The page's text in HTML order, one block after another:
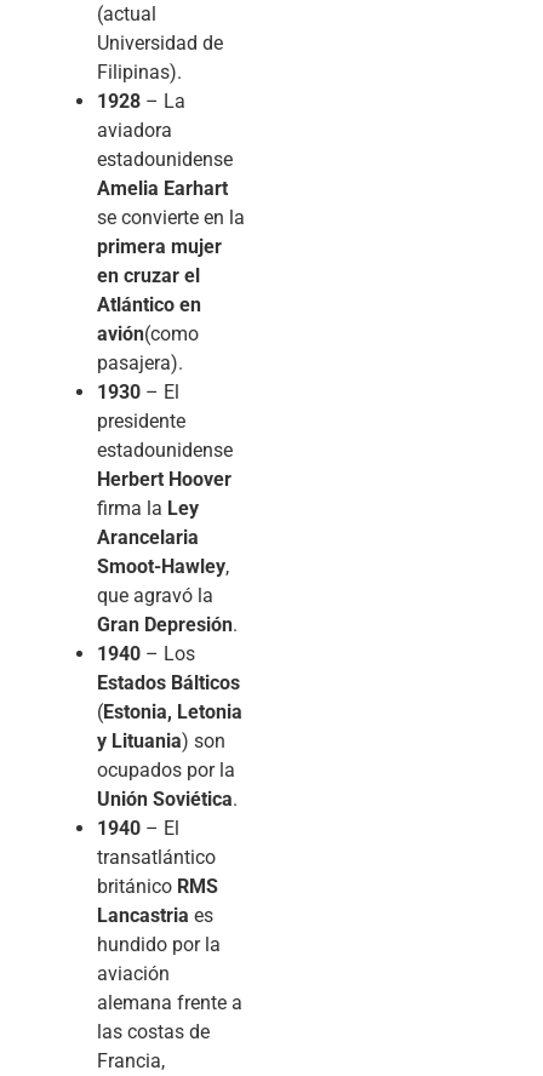
(actual
Universidad de
Filipinas).
1928 – La
aviadora
estadounidense
Amelia Earhart
se convierte en la
primera mujer
en cruzar el
Atlántico en
avión(como
pasajera).
1930 – El
presidente
estadounidense
Herbert Hoover
firma la Ley
Arancelaria
Smoot-Hawley,
que agravó la
Gran Depresión.
1940 – Los
Estados Bálticos
(Estonia, Letonia
y Lituania) son
ocupados por la
Unión Soviética.
1940 – El
transatlántico
británico RMS
Lancastria es
hundido por la
aviación
alemana frente a
las costas de
Francia,